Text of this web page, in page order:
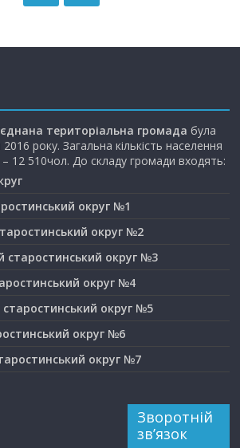
територіальна громада була
року. Загальна кількість населення
12 510чол. До складу громади входять:
округ №1
округ №2
старостинський округ №3
округ №4
старостинський округ №5
округ №6
округ №7
Зворотній
зв’язок